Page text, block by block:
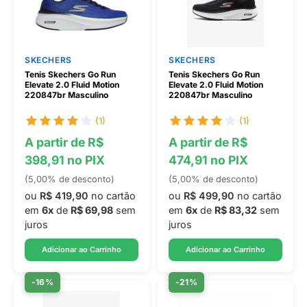
SKECHERS
Tenis Skechers Go Run
Elevate 2.0 Fluid Motion
220847br Masculino
(1)
A partir de R$
398,91 no PIX
(5,00% de desconto)
ou R$ 419,90 no cartão
em 6x de R$ 69,98 sem
juros
Adicionar ao Carrinho
SKECHERS
Tenis Skechers Go Run
Elevate 2.0 Fluid Motion
220847br Masculino
(1)
A partir de R$
474,91 no PIX
(5,00% de desconto)
ou R$ 499,90 no cartão
em 6x de R$ 83,32 sem
juros
Adicionar ao Carrinho
-16% -21%